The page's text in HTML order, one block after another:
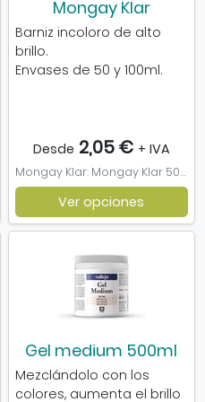
Mongay Klar
Barniz incoloro de alto
brillo.
Envases de 50 y 100ml.
Desde 2,05 € + IVA
Mongay Klar: Mongay Klar 50ml, Mongay Klar 100ml
Ver opciones
Gel medium 500ml
Mezclándolo con los
colores, aumenta el brillo